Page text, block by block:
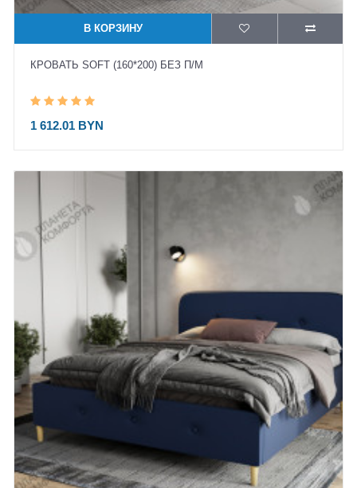
В КОРЗИНУ
КРОВАТЬ SOFT (160*200) БЕЗ П/М
1 612.01 BYN